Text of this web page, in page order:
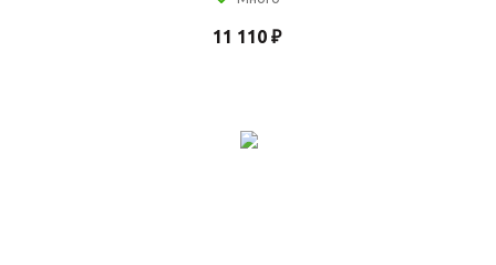
11 110₽